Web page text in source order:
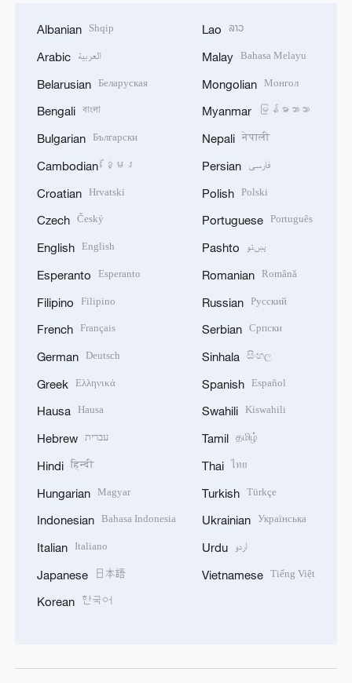
Albanian Shqip
Arabic العربية
Belarusian Беларуская
Bengali বাংলা
Bulgarian Български
Cambodian ខ្មែរ
Croatian Hrvatski
Czech Český
English English
Esperanto Esperanto
Filipino Filipino
French Français
German Deutsch
Greek Ελληνικά
Hausa Hausa
Hebrew עברית
Hindi हिन्दी
Hungarian Magyar
Indonesian Bahasa Indonesia
Italian Italiano
Japanese 日本語
Korean 한국어
Lao ລາວ
Malay Bahasa Melayu
Mongolian Монгол
Myanmar မြန်မာဘာသာ
Nepali नेपाली
Persian فارسی
Polish Polski
Portuguese Português
Pashto پښتو
Romanian Română
Russian Русский
Serbian Српски
Sinhala සිංහල
Spanish Español
Swahili Kiswahili
Tamil தமிழ்
Thai ไทย
Turkish Türkçe
Ukrainian Українська
Urdu اردو
Vietnamese Tiếng Việt